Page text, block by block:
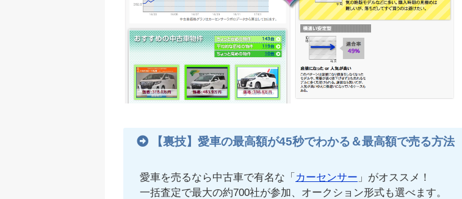
【裏技】愛車の最高額が45秒でわかる＆最高額で売る方法
愛車を売るなら中古車で有名な「 カーセンサー 」がオススメ！
一括査定で最大の約700社が参加、オークション形式も選べます。